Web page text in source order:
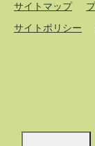
サイトマップ
サイトポリシー